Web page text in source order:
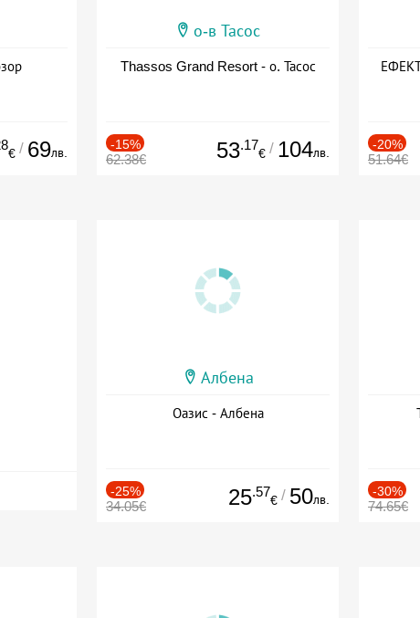
€ / 69лв.
о-в Тасос
Thassos Grand Resort - о. Тасос
-15%
62.38€ 53.17
€ / 104лв.
-20%
51.64€
Албена
Оазис - Албена
-25%
34.05€ 25.57
€ / 50лв.
-30%
74.65€